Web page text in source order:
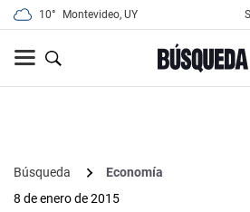
10° Montevideo, UY
Búsqueda
Economía
8 de enero de 2015